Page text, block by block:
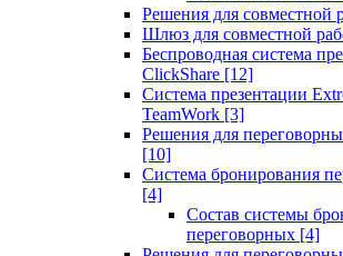
Решения для совместной
Шлюз для совместной
Беспроводная система
ClickShare [12]
Система презентации
TeamWork [3]
Решения для
[10]
Система бронирования
[4]
Состав системы
переговорных [4]